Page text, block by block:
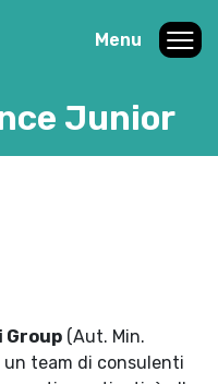
Menu
Junior
Group (Aut. Min.
un team di consulenti